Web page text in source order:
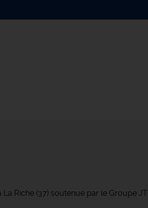
Riche (37) soutenue par le Groupe